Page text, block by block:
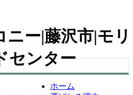
ニー|藤沢市|モリ
センター
ホーム